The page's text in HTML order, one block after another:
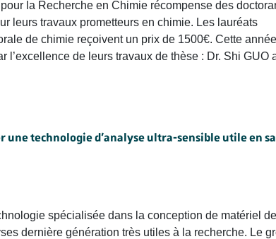
la Recherche en Chimie récompense des
leurs travaux prometteurs en chimie. Les lauréats
de chimie reçoivent un prix de 1500€. Cette
l’excellence de leurs travaux de thèse : Dr. Shi GUO
technologie d’analyse ultra-sensible utile en
spécialisée dans la conception de matériel
dernière génération très utiles à la recherche. Le